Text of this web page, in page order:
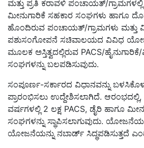
ಮತ್ತು ಪ್ರತಿ ಕರಾವಳಿ ಪಂಚಾಯತ್/
ಮೀನುಗಾರಿಕೆ ಸಹಕಾರ ಸಂಘಗಳು ಹಾಗೂ
ಹೊಂದಿರುವ ಪಂಚಾಯತ್/ಗ್ರಾಮಗಳು ಮತ್ತು
ಪಶುಸಂಗೋಪನೆ ಸಚಿವಾಲಯದ ವಿವಿಧ
ಮೂಲಕ ಅಸ್ತಿತ್ವದಲ್ಲಿರುವ PACS/
ಸಂಘಗಳನ್ನು ಬಲಪಡಿಸುವುದು.
ಸಂಪೂರ್ಣ-ಸರ್ಕಾರದ ವಿಧಾನವನ್ನು
ಪ್ರಾರಂಭಿಸಲು ಉದ್ದೇಶಿಸಲಾಗಿದೆ.
ವರ್ಷಗಳಲ್ಲಿ 2 ಲಕ್ಷ PACS, ಡೈರಿ ಹಾಗೂ
ಸಂಘಗಳನ್ನು ಸ್ಥಾಪಿಸಲಾಗುವುದು. ಯೋಜನೆಯ
ಯೋಜನೆಯನ್ನು ನಬಾರ್ಡ್ ಸಿದ್ಧಪಡಿಸುತ್ತದೆ